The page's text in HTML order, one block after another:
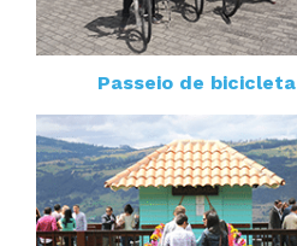
Passeio de bicicleta